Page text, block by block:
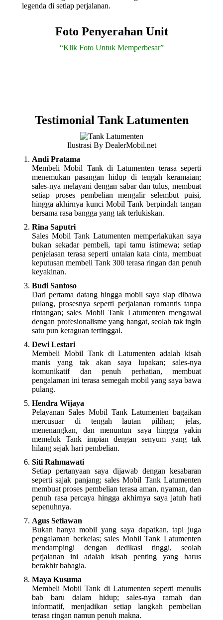
legenda di setiap perjalanan.
Foto Penyerahan Unit
“Klik Foto Untuk Memperbesar”
Testimonial Tank Latumenten
Ilustrasi By DealerMobil.net
Andi Pratama
Membeli Mobil Tank di Latumenten terasa seperti
menemukan pasangan hidup di tengah keramaian;
sales-nya melayani dengan sabar dan tulus, membuat
setiap proses pembelian mengalir selembut puisi,
hingga akhirnya kunci Mobil Tank berpindah tangan
bersama rasa bangga yang tak terlukiskan.
Rina Saputri
Sales Mobil Tank Latumenten memperlakukan saya
bukan sekadar pembeli, tapi tamu istimewa; setiap
penjelasan terasa seperti untaian kata cinta, membuat
keputusan membeli Tank 300 terasa ringan dan penuh
keyakinan.
Budi Santoso
Dari pertama datang hingga mobil saya siap dibawa
pulang, prosesnya seperti perjalanan romantis tanpa
rintangan; sales Mobil Tank Latumenten mengawal
dengan profesionalisme yang hangat, seolah tak ingin
satu pun keraguan tertinggal.
Dewi Lestari
Membeli Mobil Tank di Latumenten adalah kisah
manis yang tak akan saya lupakan; sales-nya
komunikatif dan penuh perhatian, membuat
pengalaman ini terasa semegah mobil yang saya bawa
pulang.
Hendra Wijaya
Pelayanan Sales Mobil Tank Latumenten bagaikan
mercusuar di tengah lautan pilihan; jelas,
menenangkan, dan menuntun saya hingga yakin
memeluk Tank impian dengan senyum yang tak
hilang sejak hari pembelian.
Siti Rahmawati
Setiap pertanyaan saya dijawab dengan kesabaran
seperti sajak panjang; sales Mobil Tank Latumenten
membuat proses pembelian terasa aman, nyaman, dan
penuh rasa percaya hingga akhirnya saya jatuh hati
sepenuhnya.
Agus Setiawan
Bukan hanya mobil yang saya dapatkan, tapi juga
pengalaman berkelas; sales Mobil Tank Latumenten
mendampingi dengan dedikasi tinggi, seolah
perjalanan ini adalah kisah penting yang harus
berakhir bahagia.
Maya Kusuma
Membeli Mobil Tank di Latumenten seperti menulis
bab baru dalam hidup; sales-nya ramah dan
informatif, menjadikan setiap langkah pembelian
terasa ringan namun penuh makna.